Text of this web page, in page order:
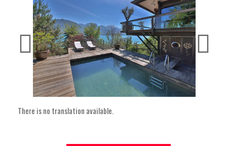
There is no translation available.